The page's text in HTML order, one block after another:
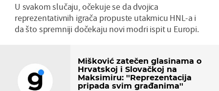
U svakom slučaju, očekuje se da dvojica
reprezentativnih igrača propuste utakmicu HNL-a i
da što spremniji dočekaju novi modri ispit u Europi.
Mišković zatečen glasinama o
Hrvatskoj i Slovačkoj na
Maksimiru: ''Reprezentacija
pripada svim građanima''